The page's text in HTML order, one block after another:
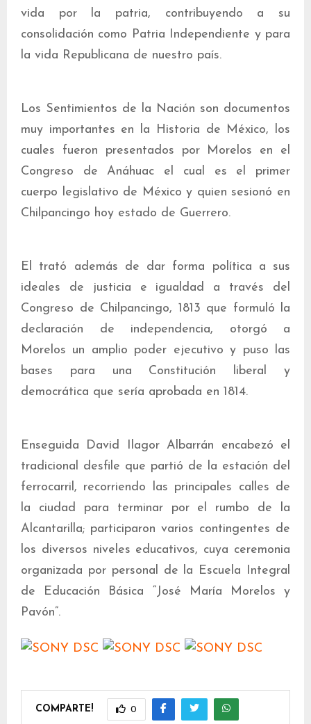
vida por la patria, contribuyendo a su
consolidación como Patria Independiente y para
la vida Republicana de nuestro país.
Los Sentimientos de la Nación son documentos
muy importantes en la Historia de México, los
cuales fueron presentados por Morelos en el
Congreso de Anáhuac el cual es el primer
cuerpo legislativo de México y quien sesionó en
Chilpancingo hoy estado de Guerrero.
El trató además de dar forma política a sus
ideales de justicia e igualdad a través del
Congreso de Chilpancingo, 1813 que formuló la
declaración de independencia, otorgó a
Morelos un amplio poder ejecutivo y puso las
bases para una Constitución liberal y
democrática que sería aprobada en 1814.
Enseguida David Ilagor Albarrán encabezó el
tradicional desfile que partió de la estación del
ferrocarril, recorriendo las principales calles de
la ciudad para terminar por el rumbo de la
Alcantarilla; participaron varios contingentes de
los diversos niveles educativos, cuya ceremonia
organizada por personal de la Escuela Integral
de Educación Básica “José María Morelos y
Pavón”.
COMPARTE! 0